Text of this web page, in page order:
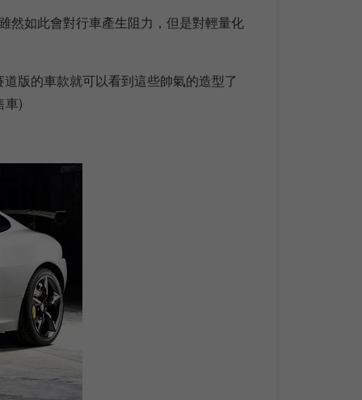
然如此會對行車產生阻力，但是對輕量化
版的車款就可以看到這些帥氣的造型了
車)